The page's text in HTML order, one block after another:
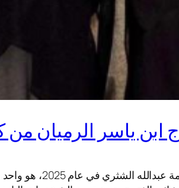
ياسر الرميان من
فيديو حفل زواج